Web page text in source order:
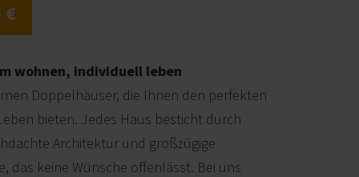
€
wohnen, individuell leben
Doppelhäuser, die Ihnen den perfekten
bieten. Jedes Haus besticht durch
Architektur und großzügige
das keine Wünsche offenlässt. Bei uns